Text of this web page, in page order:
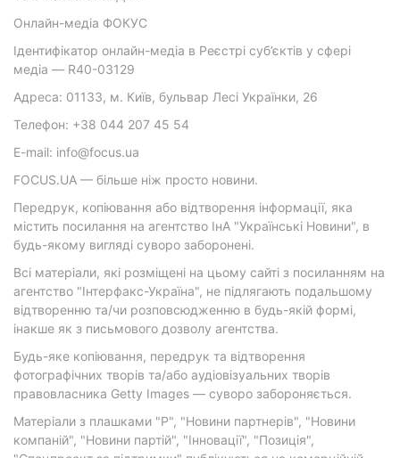
Онлайн-медіа ФОКУС
Ідентифікатор онлайн-медіа в Реєстрі суб’єктів у сфері
медіа — R40-03129
Адреса: 01133, м. Київ, бульвар Лесі Українки, 26
Телефон: +38 044 207 45 54
E-mail: info@focus.ua
FOCUS.UA — більше ніж просто новини.
Передрук, копіювання або відтворення інформації, яка
містить посилання на агентство ІнА "Українські Новини", в
будь-якому вигляді суворо заборонені.
Всі матеріали, які розміщені на цьому сайті з посиланням на
агентство "Інтерфакс-Україна", не підлягають подальшому
відтворенню та/чи розповсюдженню в будь-якій формі,
інакше як з письмового дозволу агентства.
Будь-яке копіювання, передрук та відтворення
фотографічних творів та/або аудіовізуальних творів
правовласника Getty Images — суворо забороняється.
Матеріали з плашками "Р", "Новини партнерів", "Новини
компаній", "Новини партій", "Інновації", "Позиція",